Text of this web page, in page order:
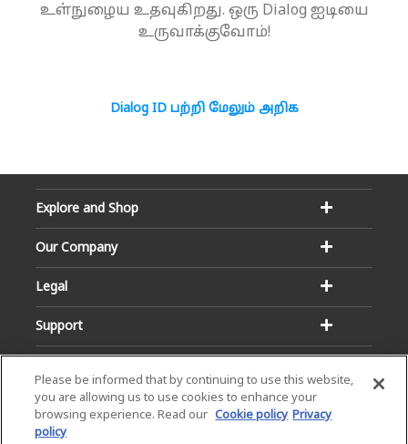
உள்நுழைய உதவுகிறது. ஒரு Dialog ஐடியை
உருவாக்குவோம்!
Dialog ID பற்றி மேலும் அறிக
Explore and Shop
Our Company
Legal
Support
Please be informed that by continuing to use this website,
you are allowing us to use cookies to enhance your
browsing experience. Read our Cookie policy Privacy
policy